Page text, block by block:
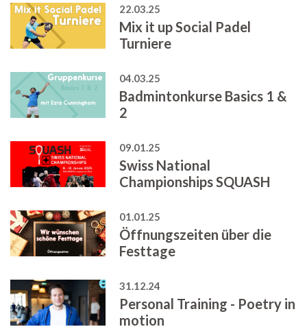
22.03.25
Mix it up Social Padel
Turniere
04.03.25
Badmintonkurse Basics 1 &
2
09.01.25
Swiss National
Championships SQUASH
01.01.25
Öffnungszeiten über die
Festtage
31.12.24
Personal Training - Poetry in
motion